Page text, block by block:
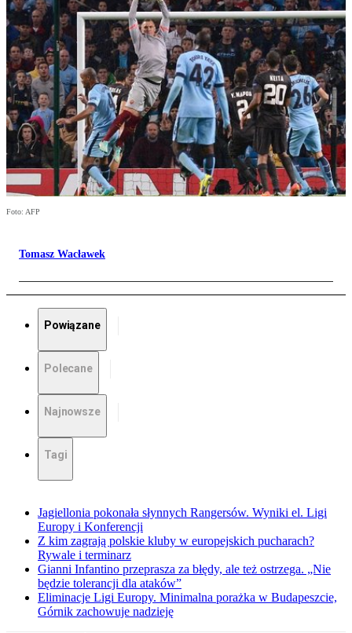
Foto: AFP
Tomasz Wacławek
Powiązane
Polecane
Najnowsze
Tagi
Jagiellonia pokonała słynnych Rangersów. Wyniki el. Ligi
Europy i Konferencji
Z kim zagrają polskie kluby w europejskich pucharach?
Rywale i terminarz
Gianni Infantino przeprasza za błędy, ale też ostrzega. „Nie
będzie tolerancji dla ataków”
Eliminacje Ligi Europy. Minimalna porażka w Budapeszcie,
Górnik zachowuje nadzieję